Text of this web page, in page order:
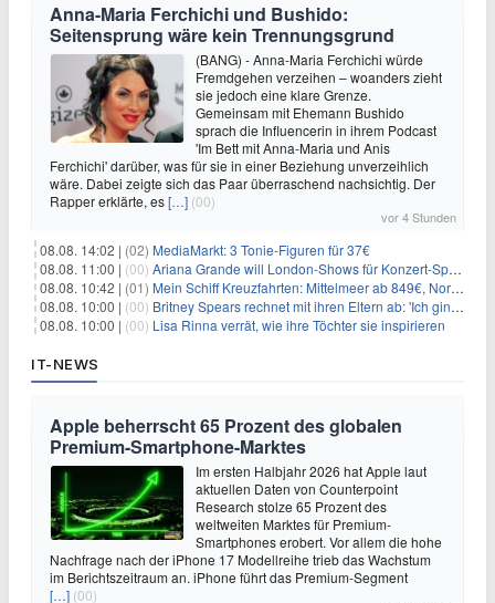
Anna-Maria Ferchichi und Bushido:
Seitensprung wäre kein Trennungsgrund
(BANG) - Anna-Maria Ferchichi würde
Fremdgehen verzeihen – woanders zieht
sie jedoch eine klare Grenze.
Gemeinsam mit Ehemann Bushido
sprach die Influencerin in ihrem Podcast
'Im Bett mit Anna-Maria und Anis
Ferchichi' darüber, was für sie in einer Beziehung unverzeihlich
wäre. Dabei zeigte sich das Paar überraschend nachsichtig. Der
Rapper erklärte, es[…] (00)
vor 4 Stunden
08.08. 14:02 | (02) MediaMarkt: 3 Tonie-Figuren für 37€
08.08. 11:00 | (00) Ariana Grande will London-Shows für Konzert-Special filmen
08.08. 10:42 | (01) Mein Schiff Kreuzfahrten: Mittelmeer ab 849€, Norwegen ab 999€ p.P.
08.08. 10:00 | (00) Britney Spears rechnet mit ihren Eltern ab: 'Ich ging zwei Monate lang auf die Knie und weinte'
08.08. 10:00 | (00) Lisa Rinna verrät, wie ihre Töchter sie inspirieren
IT-NEWS
Apple beherrscht 65 Prozent des globalen
Premium-Smartphone-Marktes
Im ersten Halbjahr 2026 hat Apple laut
aktuellen Daten von Counterpoint
Research stolze 65 Prozent des
weltweiten Marktes für Premium-
Smartphones erobert. Vor allem die hohe
Nachfrage nach der iPhone 17 Modellreihe trieb das Wachstum
im Berichtszeitraum an. iPhone führt das Premium-Segment
[…] (00)